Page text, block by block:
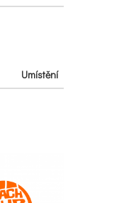
Umístění